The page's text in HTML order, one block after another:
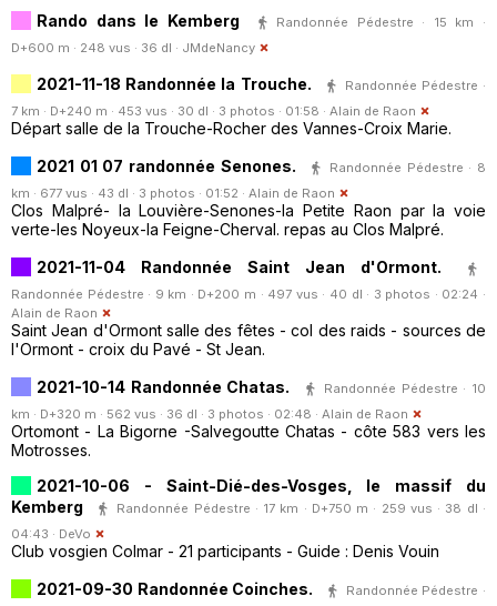
Rando dans le Kemberg
Randonnée Pédestre · 15 km ·
D+600 m · 248 vus · 36 dl · JMdeNancy
2021-11-18 Randonnée la Trouche.
Randonnée Pédestre ·
7 km · D+240 m · 453 vus · 30 dl · 3 photos · 01:58 · Alain de Raon
Départ salle de la Trouche-Rocher des Vannes-Croix Marie.
2021 01 07 randonnée Senones.
Randonnée Pédestre · 8
km · 677 vus · 43 dl · 3 photos · 01:52 · Alain de Raon
Clos Malpré- la Louvière-Senones-la Petite Raon par la voie
verte-les Noyeux-la Feigne-Cherval. repas au Clos Malpré.
2021-11-04 Randonnée Saint Jean d'Ormont.
Randonnée Pédestre · 9 km · D+200 m · 497 vus · 40 dl · 3 photos · 02:24 ·
Alain de Raon
Saint Jean d'Ormont salle des fêtes - col des raids - sources de
l'Ormont - croix du Pavé - St Jean.
2021-10-14 Randonnée Chatas.
Randonnée Pédestre · 10
km · D+320 m · 562 vus · 36 dl · 3 photos · 02:48 · Alain de Raon
Ortomont - La Bigorne -Salvegoutte Chatas - côte 583 vers les
Motrosses.
2021-10-06 - Saint-Dié-des-Vosges, le massif du
Kemberg
Randonnée Pédestre · 17 km · D+750 m · 259 vus · 38 dl ·
04:43 · DeVo
Club vosgien Colmar - 21 participants - Guide : Denis Vouin
2021-09-30 Randonnée Coinches.
Randonnée Pédestre ·